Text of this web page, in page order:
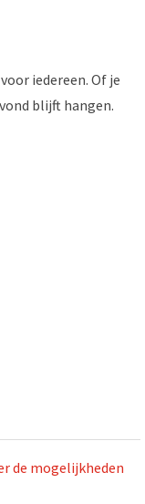
iedereen. Of je
blijft hangen.
de mogelijkheden